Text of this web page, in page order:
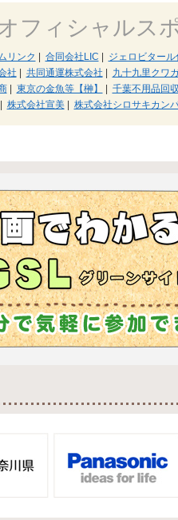
フィシャルス
リンク 合同会社LIC ジェロビター
社
共同通運株式会社 九十九里クワ
| 東京の金魚等【榊】 千葉不用品回
株式会社宣美| 株式会社シロサキカン